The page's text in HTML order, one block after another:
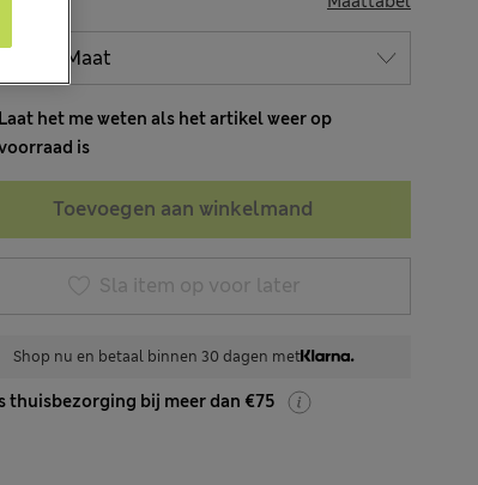
Laat het me weten als het artikel weer op
is
Toevoegen aan winkelmand
Sla item op voor later
Shop nu en betaal binnen 30 dagen met
thuisbezorging bij meer dan €75